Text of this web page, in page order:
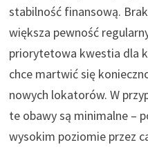
stabilność finansową.
większa pewność
priorytetowa kwestia dla
chce martwić się
nowych lokatorów. W
te obawy są minimalne –
wysokim poziomie przez